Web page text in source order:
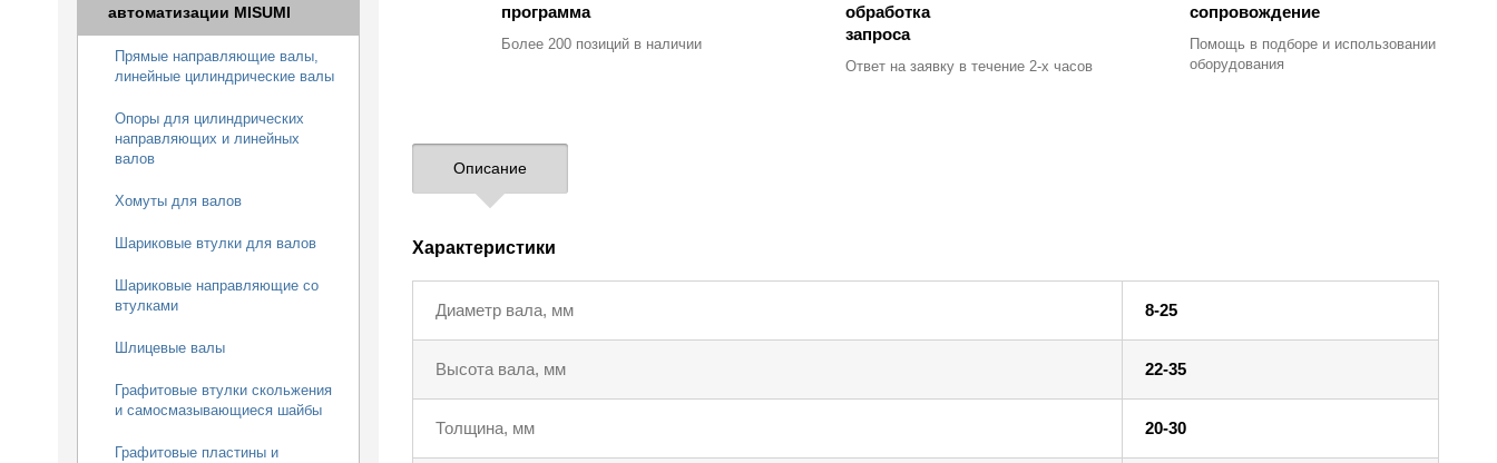
автоматизации MISUMI
Прямые направляющие валы,
линейные цилиндрические валы
Опоры для цилиндрических
направляющих и линейных
валов
Хомуты для валов
Шариковые втулки для валов
Шариковые направляющие со
втулками
Шлицевые валы
Графитовые втулки скольжения
и самосмазывающиеся шайбы
Графитовые пластины и
программа
Более 200 позицийв наличии
обработка
запроса
Ответ на заявкув течение 2-х часов
сопровождение
Помощь в подбореи использовании
оборудования
Описание
Характеристики
Диаметр вала, мм 8-25
Высота вала, мм 22-35
Толщина, мм 20-30